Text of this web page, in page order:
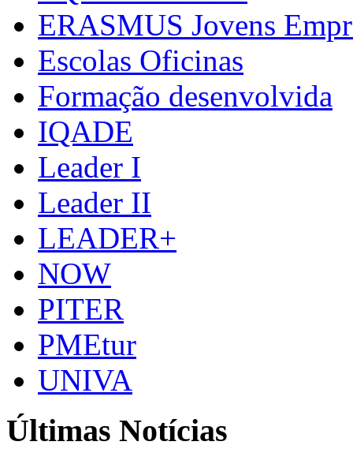
ERASMUS Jovens
Escolas Oficinas
Formação desenvolvida
IQADE
Leader I
Leader II
LEADER+
NOW
PITER
PMEtur
UNIVA
Últimas Notícias